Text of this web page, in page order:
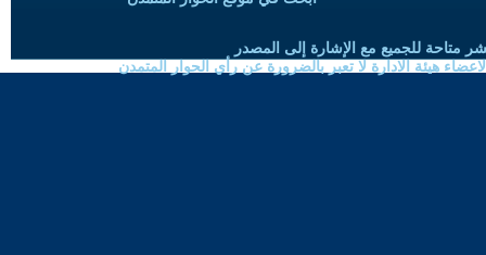
متاحة للجميع مع الإشارة إلى المصدر
هيئة الادارة لا تعبر بالضرورة عن رأي الحوار المتمدن